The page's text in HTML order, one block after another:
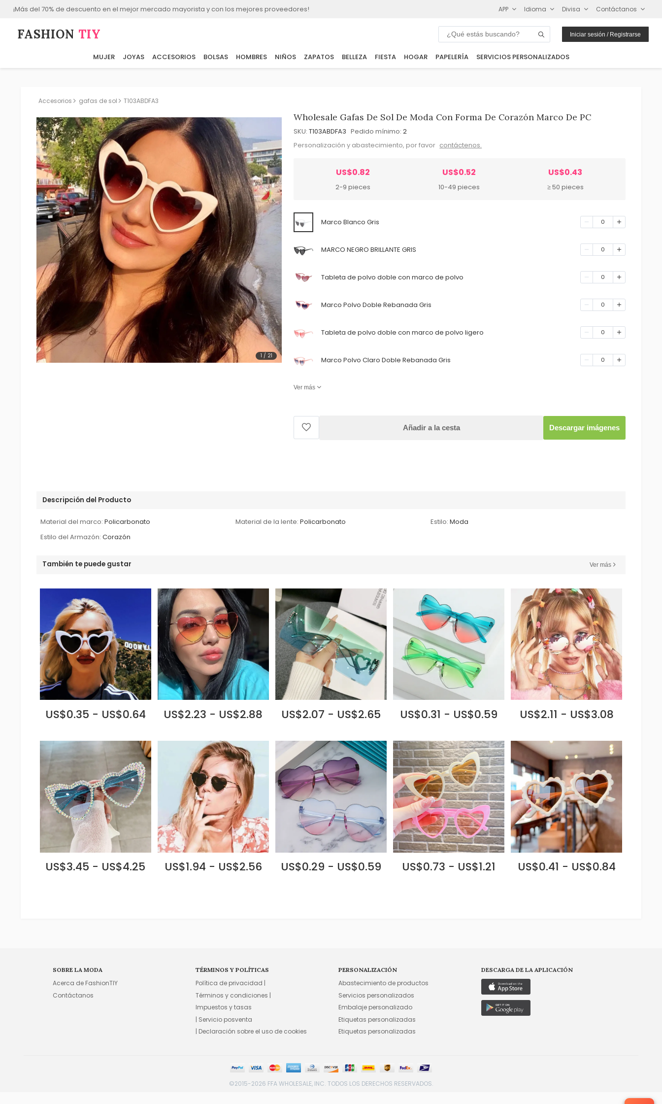
¡Más del 70% de descuento en el mejor mercado mayorista y con los mejores proveedores! APP Idioma Divisa Contáctanos
FASHION⁠ TIY Iniciar sesión / Registrarse
MUJER JOYAS ACCESORIOS BOLSAS HOMBRES NIÑOS ZAPATOS BELLEZA FIESTA HOGAR PAPELERÍA SERVICIOS PERSONALIZADOS
Accesorios gafas de sol T103ABDFA3
1 / 21
Wholesale Gafas De Sol De Moda Con Forma De Corazón Marco De PC
SKU: T103ABDFA3 Pedido mínimo: 2
Personalización y abastecimiento, por favor contáctenos.
US$0.82
2-9 pieces
US$0.52
10-49 pieces
US$0.43
≥ 50 pieces
Marco Blanco Gris 0
MARCO NEGRO BRILLANTE GRIS 0
Tableta de polvo doble con marco de polvo 0
Marco Polvo Doble Rebanada Gris 0
Tableta de polvo doble con marco de polvo ligero 0
Marco Polvo Claro Doble Rebanada Gris 0
Ver más
Añadir a la cesta Descargar imágenes
Descripción del Producto
Material del marco: Policarbonato Material de la lente: Policarbonato Estilo: Moda
Estilo del Armazón: Corazón
También te puede gustar Ver más
US$0.35 - US$0.64 US$2.23 - US$2.88 US$2.07 - US$2.65 US$0.31 - US$0.59 US$2.11 - US$3.08
US$3.45 - US$4.25 US$1.94 - US$2.56 US$0.29 - US$0.59 US$0.73 - US$1.21 US$0.41 - US$0.84
SOBRE LA MODA
Acerca de FashionTIY
Contáctanos
TÉRMINOS Y POLÍTICAS
Política de privacidad |
Términos y condiciones |
Impuestos y tasas
| Servicio posventa
| Declaración sobre el uso de cookies
PERSONALIZACIÓN
Abastecimiento de productos
Servicios personalizados
Embalaje personalizado
Etiquetas personalizadas
Etiquetas personalizadas
DESCARGA DE LA APLICACIÓN
©2015-2026 FFA WHOLESALE, INC. TODOS LOS DERECHOS RESERVADOS.